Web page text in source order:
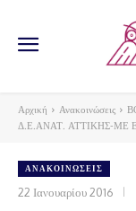
Αρχική Ανακοινώσεις
Δ.Ε.ΑΝΑΤ. ΑΤΤΙΚΗΣ-ΜΕ
ΑΝΑΚΟΙΝΏΣΕΙΣ
22 Ιανουαρίου 2016